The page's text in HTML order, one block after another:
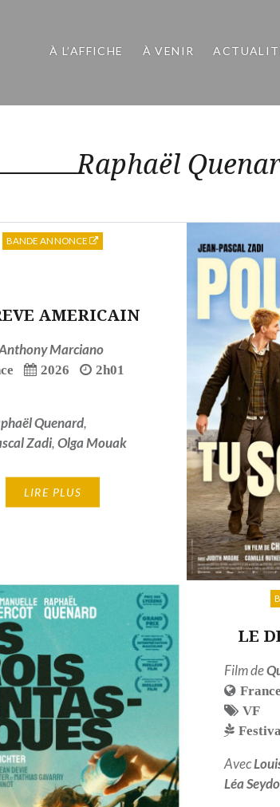
À L’AFFICHE À VENIR
Raphaël
AMERICAIN
Marciano
2026
2h01
Quenard,
Zadi,Olga Mouak
LIRE PLUS
BANDE ANNONCE
LE
Film de
France
VF
Avec
Léa